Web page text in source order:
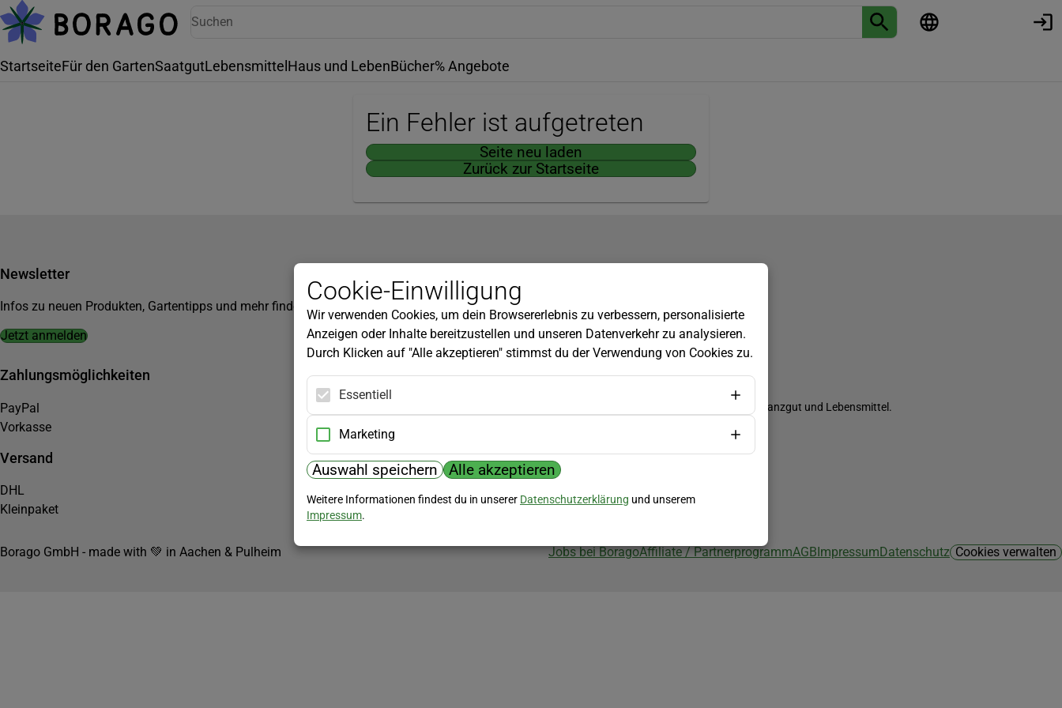
StartseiteFür den GartenSaatgutLebensmittel Haus und LebenBücher% Angebote
Ein Fehler ist aufgetreten
Seite neu laden
Zurück zur Startseite
Newsletter
Infos zu neuen Produkten, Gartentipps und mehr findest du in unserem Newsletter!
Jetzt anmelden
Kundenservice
Widerrufsbelehrung
Versandkosten
Zahlungsmöglichkeiten
PayPal
Vorkasse
Versand
DHL
Kleinpaket
Biozertifizierung
Borago ist biozertifiziert im Bereich Saatgut, Pflanzgut und Lebensmittel.
Borago GmbH - made with 💚 in Aachen & Pulheim Jobs bei BoragoAffiliate / PartnerprogrammAGBImpressumDatenschutz Cookies verwalten
Cookie-Einwilligung
Wir verwenden Cookies, um dein Browsererlebnis zu verbessern, personalisierte
Anzeigen oder Inhalte bereitzustellen und unseren Datenverkehr zu analysieren.
Durch Klicken auf "Alle akzeptieren" stimmst du der Verwendung von Cookies zu.
Essentiell
Marketing
Auswahl speichern Alle akzeptieren
Weitere Informationen findest du in unserer Datenschutzerklärung und unserem
Impressum.